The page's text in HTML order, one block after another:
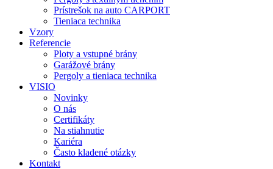
Prístrešok na auto CARPORT
Tieniaca technika
Vzory
Referencie
Ploty a vstupné brány
Garážové brány
Pergoly a tieniaca technika
VISIO
Novinky
O nás
Certifikáty
Na stiahnutie
Kariéra
Často kladené otázky
Kontakt